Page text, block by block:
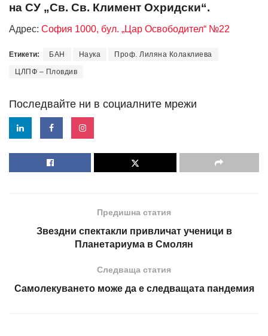
на СУ „Св. Св. Климент Охридски“.
Адрес: София 1000, бул. „Цар Освободител“ №22
Етикети: БАН Наука Проф. Лиляна Колаклиева
ЦЛПФ – Пловдив
Последвайте ни в социалните мрежи
Предишна статия
Звездни спектакли привличат ученици в
Планетариума в Смолян
Следваща статия
Самолекуването може да е следващата пандемия